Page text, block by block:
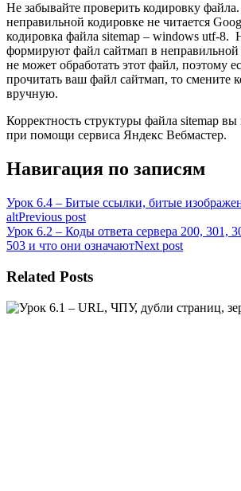
Не забывайте проверить кодировку
неправильной кодировке не читается
кодировка файла sitemap – windows utf-8.
формируют файл сайтмап в неправильной
не может обработать этот файл, поэтому
прочитать ваш файл сайтмап, то смените
вручную.
Корректность структуры файла sitemap
при помощи сервиса Яндекс Вебмастер.
Навигация по записям
Урок 6.4 – Битые ссылки, битые
altPrevious post
Урок 6.2 – Коды ответа сервера 200, 301,
503 и что они означаютNext post
Related Posts